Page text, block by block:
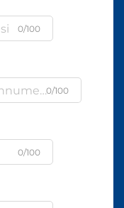
0/100
0/100
0/100